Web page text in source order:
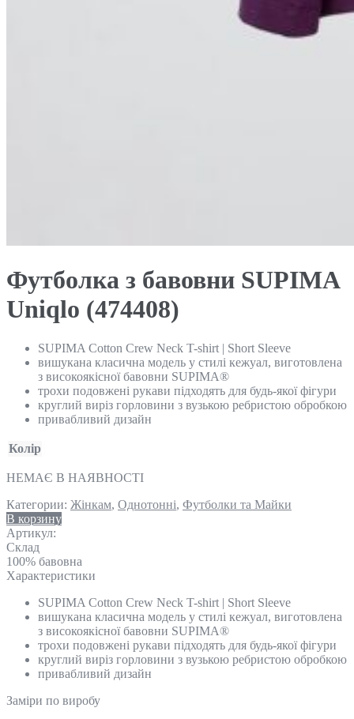
Футболка з бавовни SUPIMA
Uniqlo (474408)
SUPIMA Cotton Crew Neck T-shirt | Short Sleeve
вишукана класична модель у стилі кежуал, виготовлена
з високоякісної бавовни SUPIMA®
трохи подовжені рукави підходять для будь-якої фігури
круглий виріз горловини з вузькою ребристою обробкою
привабливий дизайн
Колір
НЕМАЄ В НАЯВНОСТІ
Категории: Жінкам, Однотонні, Футболки та Майки
В корзину
Артикул:
Склад
100% бавовна
Характеристики
SUPIMA Cotton Crew Neck T-shirt | Short Sleeve
вишукана класична модель у стилі кежуал, виготовлена
з високоякісної бавовни SUPIMA®
трохи подовжені рукави підходять для будь-якої фігури
круглий виріз горловини з вузькою ребристою обробкою
привабливий дизайн
Замiри по виробу